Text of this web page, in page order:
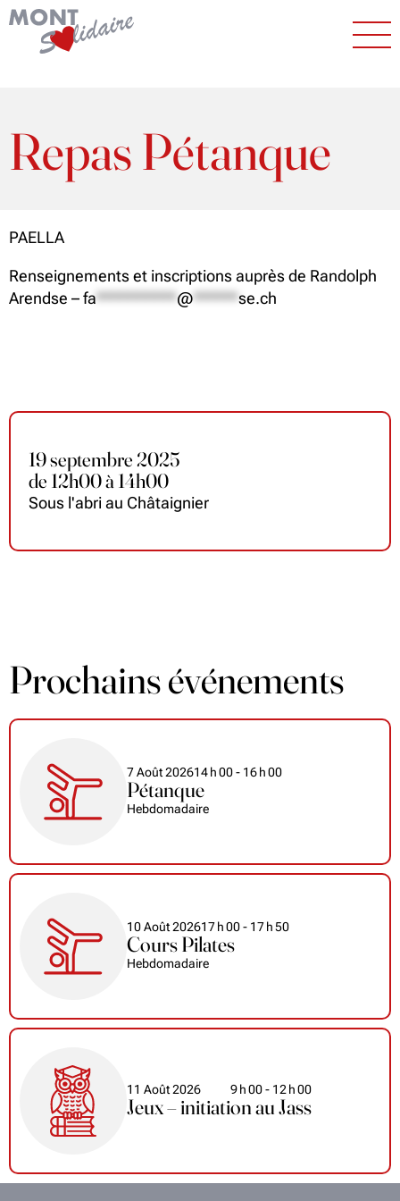
Repas Pétanque
PAELLA
Renseignements et inscriptions auprès de Randolph
Arendse –fa*********@*****se.ch
19 septembre 2025
de 12h00 à 14h00
Sous l'abri au Châtaignier
Prochains événements
7 Août 202614h00- 16h00
Pétanque
Hebdomadaire
10 Août 202617h00- 17h50
Cours Pilates
Hebdomadaire
11 Août 2026 9h00- 12h00
Jeux – initiation au Jass